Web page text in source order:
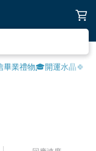
畢業禮物🎓開運水晶🍀